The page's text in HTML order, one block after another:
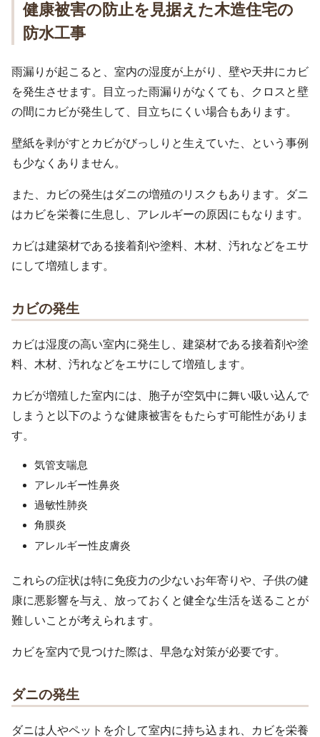
健康被害の防止を見据えた木造住宅の
防水工事
雨漏りが起こると、室内の湿度が上がり、壁や天井にカビ
を発生させます。目立った雨漏りがなくても、クロスと壁
の間にカビが発生して、目立ちにくい場合もあります。
壁紙を剥がすとカビがびっしりと生えていた、という事例
も少なくありません。
また、カビの発生はダニの増殖のリスクもあります。ダニ
はカビを栄養に生息し、アレルギーの原因にもなります。
カビは建築材である接着剤や塗料、木材、汚れなどをエサ
にして増殖します。
カビの発生
カビは湿度の高い室内に発生し、建築材である接着剤や塗
料、木材、汚れなどをエサにして増殖します。
カビが増殖した室内には、胞子が空気中に舞い吸い込んで
しまうと以下のような健康被害をもたらす可能性がありま
す。
気管支喘息
アレルギー性鼻炎
過敏性肺炎
角膜炎
アレルギー性皮膚炎
これらの症状は特に免疫力の少ないお年寄りや、子供の健
康に悪影響を与え、放っておくと健全な生活を送ることが
難しいことが考えられます。
カビを室内で見つけた際は、早急な対策が必要です。
ダニの発生
ダニは人やペットを介して室内に持ち込まれ、カビを栄養